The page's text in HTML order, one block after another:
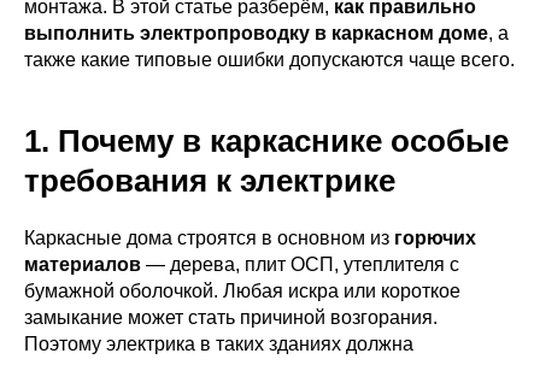
монтажа. В этой статье разберём, как правильно
выполнить электропроводку в каркасном доме, а
также какие типовые ошибки допускаются чаще всего.
1. Почему в каркаснике особые
требования к электрике
Каркасные дома строятся в основном из горючих
материалов — дерева, плит ОСП, утеплителя с
бумажной оболочкой. Любая искра или короткое
замыкание может стать причиной возгорания.
Поэтому электрика в таких зданиях должна